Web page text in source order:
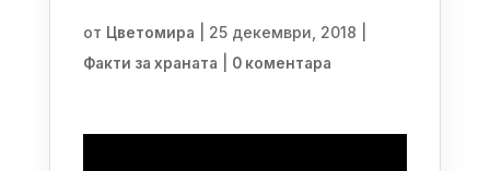
от Цветомира 25 декември, 2018
Факти за храната 0 коментара